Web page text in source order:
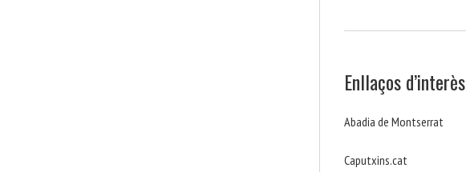
Enllaços d’interès
Abadia de Montserrat
Caputxins.cat